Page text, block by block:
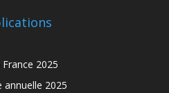
France 2025
annuelle 2025